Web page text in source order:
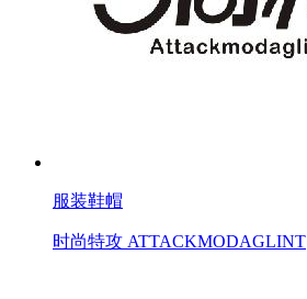
服装鞋帽
时尚特攻 ATTACKMODAGLINT